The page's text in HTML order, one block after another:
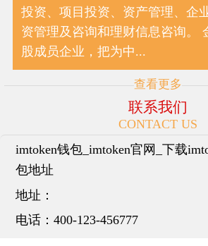
投资、项目投资、资产管理、企
资管理及咨询和理财信息咨询。
股成员企业，把为中...
查看更多
联系我们
CONTACT US
imtoken钱包_imtoken官网_下载
包地址
地址：
电话：400-123-456777